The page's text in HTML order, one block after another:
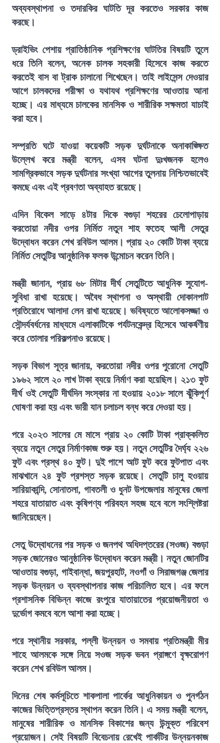
অব্যবস্থাপনা ও তদারকির ঘাটতি দূর করতেও সরকার কাজ
করছে।
ড্রাইভিং পেশায় প্রাতিষ্ঠানিক প্রশিক্ষণের ঘাটতির বিষয়টি তুলে
ধরে তিনি বলেন, অনেক চালক সহকারী হিসেবে কাজ করতে
করতেই বাস বা ট্রাক চালানো শিখেছেন। তাই লাইসেন্স দেওয়ার
আগে চালকদের পরীক্ষা ও যথাযথ প্রশিক্ষণের আওতায় আনা
হচ্ছে। এর মাধ্যমে চালকের মানসিক ও শারীরিক সক্ষমতা যাচাই
করা হবে।
সম্প্রতি ঘটে যাওয়া কয়েকটি সড়ক দুর্ঘটনাকে অনাকাঙ্ক্ষিত
উল্লেখ করে মন্ত্রী বলেন, এসব ঘটনা দুঃখজনক হলেও
সামগ্রিকভাবে সড়ক দুর্ঘটনার সংখ্যা আগের তুলনায় নিশ্চিতভাবেই
কমছে এবং এই প্রবণতা অব্যাহত রয়েছে।
এদিন বিকেল সাড়ে ৪টার দিকে বগুড়া শহরের চেলোপাড়ায়
করতোয়া নদীর ওপর নির্মিত নতুন শাহ ফতেহ আলী সেতুর
উদ্বোধন করেন শেখ রবিউল আলম। প্রায় ২০ কোটি টাকা ব্যয়ে
নির্মিত সেতুটির আনুষ্ঠানিক ফলক উন্মোচন করেন তিনি।
মন্ত্রী জানান, প্রায় ৬৮ মিটার দীর্ঘ সেতুটিতে আধুনিক সুযোগ-
সুবিধা রাখা হয়েছে। অবৈধ স্থাপনা ও অস্থায়ী দোকানপাট
প্রতিরোধে আলাদা লেন রাখা হয়েছে। ভবিষ্যতে আলোকসজ্জা ও
সৌন্দর্যবর্ধনের মাধ্যমে এলাকাটিকে পর্যটনকেন্দ্র হিসেবে আকর্ষণীয়
করে তোলার পরিকল্পনাও রয়েছে।
সড়ক বিভাগ সূত্র জানায়, করতোয়া নদীর ওপর পুরোনো সেতুটি
১৯৬২ সালে ২০ লাখ টাকা ব্যয়ে নির্মাণ করা হয়েছিল। ২১৩ ফুট
দীর্ঘ ওই সেতুটি দীর্ঘদিন সংস্কার না হওয়ায় ২০১৮ সালে ঝুঁকিপূর্ণ
ঘোষণা করা হয় এবং ভারী যান চলাচল বন্ধ করে দেওয়া হয়।
পরে ২০২৩ সালের মে মাসে প্রায় ২০ কোটি টাকা প্রাক্কলিত
ব্যয়ে নতুন সেতুর নির্মাণকাজ শুরু হয়। নতুন সেতুটির দৈর্ঘ্য ২২৬
ফুট এবং প্রস্থ ৪০ ফুট। দুই পাশে আট ফুট করে ফুটপাত এবং
মাঝখানে ২৪ ফুট প্রশস্ত সড়ক রয়েছে। সেতুটি চালু হওয়ায়
সারিয়াকান্দি, সোনাতলা, গাবতলী ও ধুনট উপজেলার মানুষের জেলা
শহরে যাতায়াত এবং কৃষিপণ্য পরিবহন সহজ হবে বলে সংশ্লিষ্টরা
জানিয়েছেন।
সেতু উদ্বোধনের পর সড়ক ও জনপথ অধিদপ্তরের (সওজ) বগুড়া
সড়ক জোনেরও আনুষ্ঠানিক উদ্বোধন করেন মন্ত্রী। নতুন জোনটির
আওতায় বগুড়া, গাইবান্ধা, জয়পুরহাট, নওগাঁ ও সিরাজগঞ্জ জেলার
সড়ক উন্নয়ন ও ব্যবস্থাপনার কাজ পরিচালিত হবে। এর ফলে
প্রশাসনিক বিভিন্ন কাজে রংপুরে যাতায়াতের প্রয়োজনীয়তা ও
দুর্ভোগ কমবে বলে আশা করা হচ্ছে।
পরে স্থানীয় সরকার, পল্লী উন্নয়ন ও সমবায় প্রতিমন্ত্রী মীর
শাহে আলমকে সঙ্গে নিয়ে সওজ সড়ক ভবন প্রাঙ্গণে বৃক্ষরোপণ
করেন শেখ রবিউল আলম।
দিনের শেষ কর্মসূচিতে শাকপালা পার্কের আধুনিকায়ন ও পুনর্গঠন
কাজের ভিত্তিপ্রস্তর স্থাপন করেন তিনি। এ সময় মন্ত্রী বলেন,
মানুষের শারীরিক ও মানসিক বিকাশের জন্য উন্মুক্ত পরিবেশ
প্রয়োজন। সেই বিষয়টি বিবেচনায় রেখেই পার্কটির উন্নয়নকাজ